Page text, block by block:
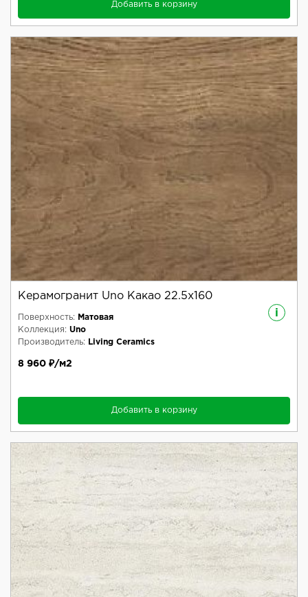
Добавить в корзину
Керамогранит Uno Какао 22.5x160
i
Поверхность:
Матовая
Коллекция: Uno
Производитель:
Living Ceramics
8 960 ₽/м2
Добавить в корзину